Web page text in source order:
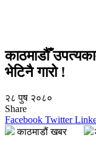
काठमाडौँ
भेटिनै गारो !
२८ पुष २०८०
Share
Facebook Twitter
काठमाडौं खबर